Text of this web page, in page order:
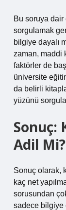
Bu soruya
sorgulamak
bilgiye dayalı
zaman, maddi
faktörler de
üniversite
da belirli
yüzünü
Sonuç:
Adil Mi?
Sonuç olarak,
kaç net
sorusundan
sadece bilgiye